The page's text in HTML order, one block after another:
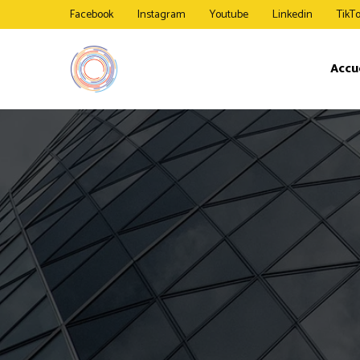
Facebook Instagram Youtube Linkedin
Etage I
SV BasesCamp
SV FlexLab
SV CallPods
SV Capsules
SV Lounge
Etage 0
SV Workspace
SV Offices
SV Lounge II
SV SilentPods
Studio